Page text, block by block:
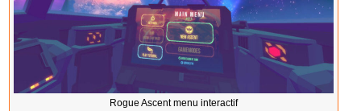
Rogue Ascent menu interactif